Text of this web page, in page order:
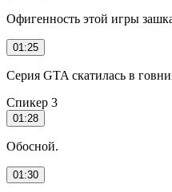
Офигенность этой игры
01:25
Серия GTA скатилась в
Спикер 3
01:28
Обосной.
01:30